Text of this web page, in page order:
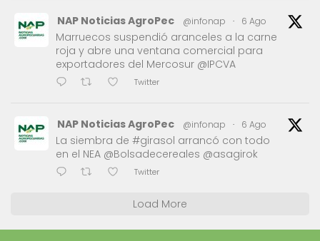
NAP Noticias AgroPec @infonap · 6 Ago
Marruecos suspendió aranceles a la carne
roja y abre una ventana comercial para
exportadores del Mercosur @IPCVA
Twitter
NAP Noticias AgroPec @infonap · 6 Ago
La siembra de #girasol arrancó con todo
en el NEA @Bolsadecereales @asagirok
Twitter
Load More